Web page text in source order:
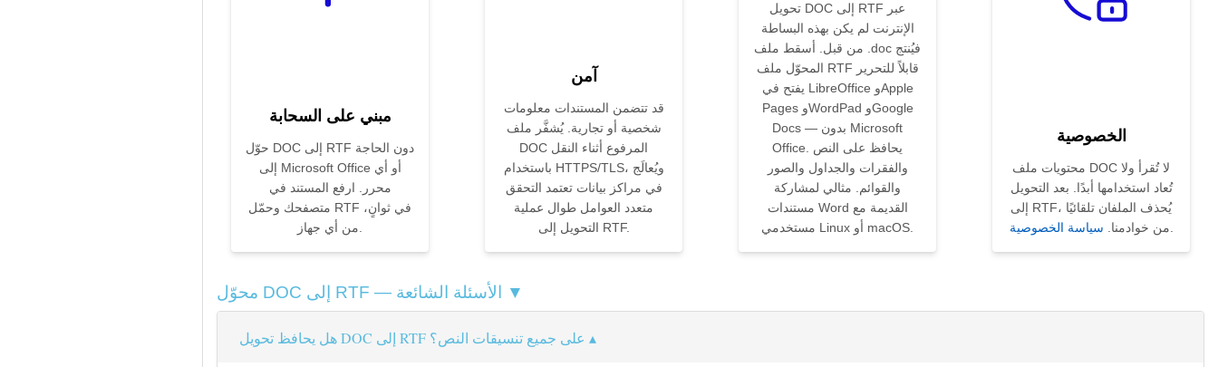
مبني على السحابة
حوّل DOC إلى RTF دون الحاجة
إلى Microsoft Office أو أي
محرر. ارفع المستند في
متصفحك وحمّل RTF في ثوانٍ،
آمن
قد تتضمن المستندات معلومات
شخصية أو تجارية. يُشفَّر ملف
DOC المرفوع أثناء النقل
باستخدام HTTPS/TLS، ويُعالَج
في مراكز بيانات تعتمد التحقق
متعدد العوامل طوال عملية
التحويل إلى RTF.
تحويل DOC إلى RTF عبر
الإنترنت لم يكن بهذه البساطة
من قبل. أسقط ملف .doc فيُنتج
المحوّل ملف RTF قابلاً للتحرير
يفتح في LibreOffice وApple
Pages وWordPad وGoogle
Docs — بدون Microsoft
Office. يحافظ على النص
والفقرات والجداول والصور
والقوائم. مثالي لمشاركة
مستندات Word القديمة مع
مستخدمي Linux أو macOS.
الخصوصية
محتويات ملف DOC لا تُقرأ ولا
تُعاد استخدامها أبدًا. بعد التحويل
إلى RTF، يُحذف الملفان تلقائيًا
من خوادمنا. سياسة الخصوصية
محوّل DOC إلى RTF — الأسئلة الشائعة ▼
هل يحافظ تحويل DOC إلى RTF على جميع تنسيقات النص؟